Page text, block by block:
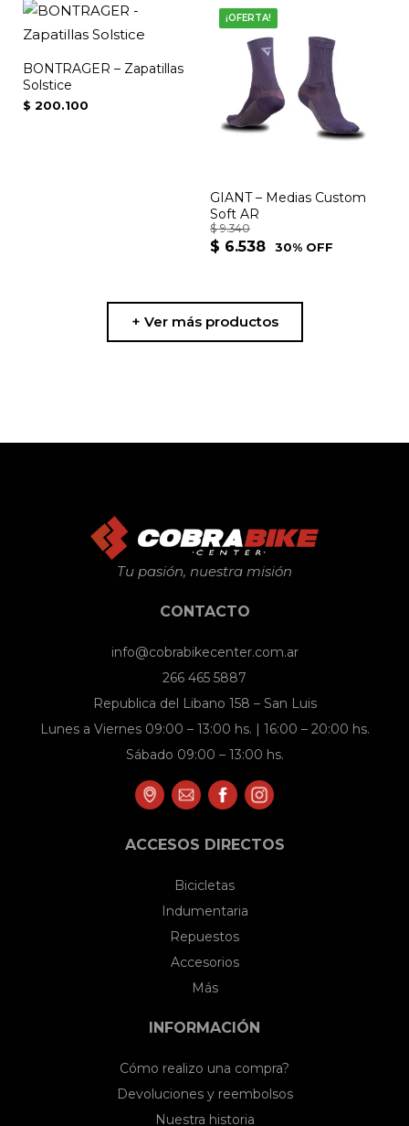
original
era:
$ 60.590.
actual
es:
$ 42.413.
BONTRAGER – Zapatillas
Solstice
$ 200.100
¡OFERTA!
GIANT – Medias Custom
Soft AR
$9.340
$ 6.538 30% OFF
Este
producto
múltiples
variantes.
Las
pueden
elegir
en
de
producto
+ Ver más productos
Tu pasión, nuestra misión
CONTACTO
info@cobrabikecenter.com.ar
266 465 5887
Republica del Libano 158 – San Luis
Lunes a Viernes 09:00 – 13:00 hs. | 16:00 – 20:00 hs.
Sábado 09:00 – 13:00 hs.
ACCESOS DIRECTOS
Bicicletas
Indumentaria
Repuestos
Accesorios
Más
INFORMACIÓN
Cómo realizo una compra?
Devoluciones y reembolsos
Nuestra historia